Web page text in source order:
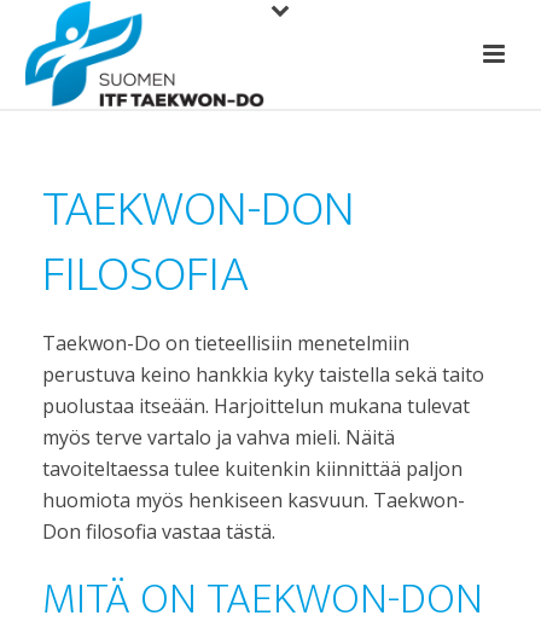
TAEKWON-DON
FILOSOFIA
Taekwon-Do on tieteellisiin menetelmiin
perustuva keino hankkia kyky taistella sekä taito
puolustaa itseään. Harjoittelun mukana tulevat
myös terve vartalo ja vahva mieli. Näitä
tavoiteltaessa tulee kuitenkin kiinnittää paljon
huomiota myös henkiseen kasvuun. Taekwon-
Don filosofia vastaa tästä.
MITÄ ON TAEKWON-DON